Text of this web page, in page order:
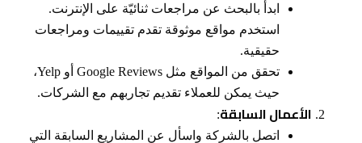
ابدأ بالبحث عن مراجعات ثنائيّة على الإنترنت.
استخدم مواقع موثوقة تقدم تقييمات ومراجعات
حقيقية.
تحقق من المواقع مثل Google Reviews أو Yelp،
حيث يمكن للعملاء تقديم تجاربهم مع الشركات.
الأعمال السابقة:
اتصل بالشركة واسأل عن المشاريع السابقة التي